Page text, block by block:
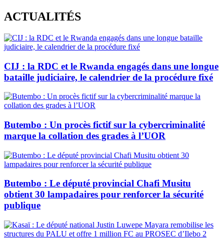
Skip
to
content
ACTUALITÉS
CIJ : la RDC et le Rwanda engagés dans une longue
bataille judiciaire, le calendrier de la procédure fixé
Butembo : Un procès fictif sur la cybercriminalité
marque la collation des grades à l’UOR
Butembo : Le député provincial Chafi Musitu
obtient 30 lampadaires pour renforcer la sécurité
publique